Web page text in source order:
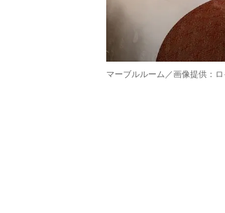
マーブルルーム／画像提供：